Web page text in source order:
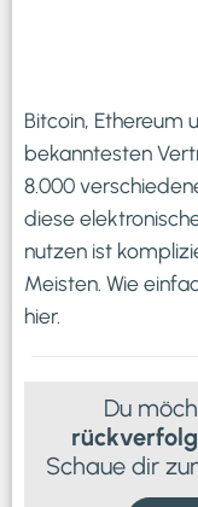
Bitcoin, Ethereum
bekanntesten
8.000
diese
nutzen ist
Meisten. Wie
hier.
Du
Schaue dir